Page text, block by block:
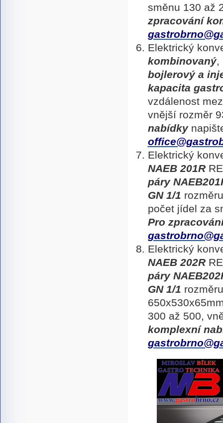
směnu 130 až
zpracování
Elektrický
kombinovaný,
bojlerový a
kapacita
vzdálenost
vnější rozměr
nabídky
Elektrický
NAEB 201R
páry
GN 1/1
počet jídel za
Pro
Elektrický
NAEB 202R
páry
GN 1/1
300 až 500,
komplexní